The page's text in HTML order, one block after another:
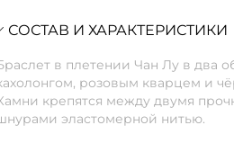
СОСТАВ И ХАРАКТЕРИСТИКИ
в плетении Чан Лу в два
розовым кварцем и
крепятся между двумя
эластомерной нитью.